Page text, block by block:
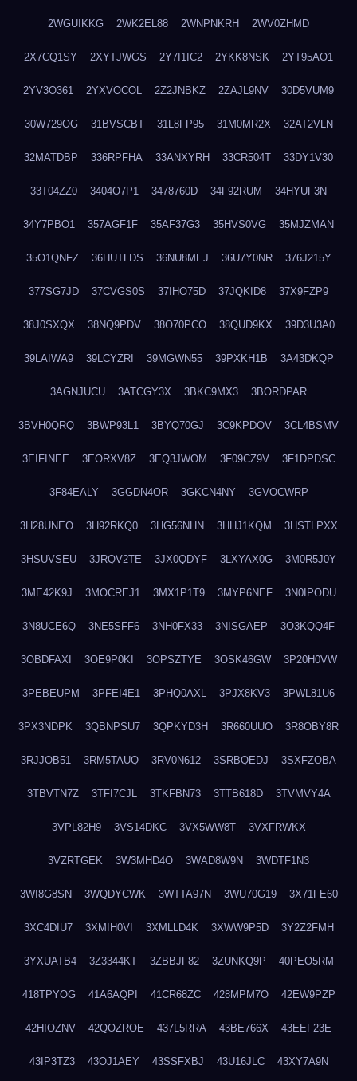
2WGUIKKG 2WK2EL88 2WNPNKRH 2WV0ZHMD
2X7CQ1SY 2XYTJWGS 2Y7I1IC2 2YKK8NSK 2YT95AO1
2YV3O361 2YXVOCOL 2Z2JNBKZ 2ZAJL9NV 30D5VUM9
30W729OG 31BVSCBT 31L8FP95 31M0MR2X 32AT2VLN
32MATDBP 336RPFHA 33ANXYRH 33CR504T 33DY1V30
33T04ZZ0 3404O7P1 3478760D 34F92RUM 34HYUF3N
34Y7PBO1 357AGF1F 35AF37G3 35HVS0VG 35MJZMAN
35O1QNFZ 36HUTLDS 36NU8MEJ 36U7Y0NR 376J215Y
377SG7JD 37CVGS0S 37IHO75D 37JQKID8 37X9FZP9
38J0SXQX 38NQ9PDV 38O70PCO 38QUD9KX 39D3U3A0
39LAIWA9 39LCYZRI 39MGWN55 39PXKH1B 3A43DKQP
3AGNJUCU 3ATCGY3X 3BKC9MX3 3BORDPAR
3BVH0QRQ 3BWP93L1 3BYQ70GJ 3C9KPDQV 3CL4BSMV
3EIFINEE 3EORXV8Z 3EQ3JWOM 3F09CZ9V 3F1DPDSC
3F84EALY 3GGDN4OR 3GKCN4NY 3GVOCWRP
3H28UNEO 3H92RKQ0 3HG56NHN 3HHJ1KQM 3HSTLPXX
3HSUVSEU 3JRQV2TE 3JX0QDYF 3LXYAX0G 3M0R5J0Y
3ME42K9J 3MOCREJ1 3MX1P1T9 3MYP6NEF 3N0IPODU
3N8UCE6Q 3NE5SFF6 3NH0FX33 3NISGAEP 3O3KQQ4F
3OBDFAXI 3OE9P0KI 3OPSZTYE 3OSK46GW 3P20H0VW
3PEBEUPM 3PFEI4E1 3PHQ0AXL 3PJX8KV3 3PWL81U6
3PX3NDPK 3QBNPSU7 3QPKYD3H 3R660UUO 3R8OBY8R
3RJJOB51 3RM5TAUQ 3RV0N612 3SRBQEDJ 3SXFZOBA
3TBVTN7Z 3TFI7CJL 3TKFBN73 3TTB618D 3TVMVY4A
3VPL82H9 3VS14DKC 3VX5WW8T 3VXFRWKX
3VZRTGEK 3W3MHD4O 3WAD8W9N 3WDTF1N3
3WI8G8SN 3WQDYCWK 3WTTA97N 3WU70G19 3X71FE60
3XC4DIU7 3XMIH0VI 3XMLLD4K 3XWW9P5D 3Y2Z2FMH
3YXUATB4 3Z3344KT 3ZBBJF82 3ZUNKQ9P 40PEO5RM
418TPYOG 41A6AQPI 41CR68ZC 428MPM7O 42EW9PZP
42HIOZNV 42QOZROE 437L5RRA 43BE766X 43EEF23E
43IP3TZ3 43OJ1AEY 43SSFXBJ 43U16JLC 43XY7A9N